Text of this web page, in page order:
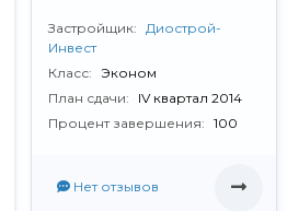
Застройщик: Диострой-
Инвест
Класс: Эконом
План сдачи:
IV квартал 2014
Процент завершения: 100
Нет отзывов